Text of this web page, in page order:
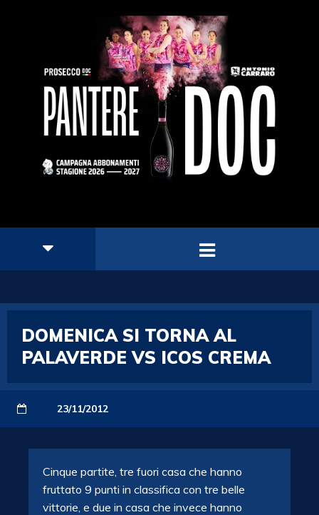
DOMENICA SI TORNA AL
PALAVERDE VS ICOS CREMA
23/11/2012
Cinque partite, tre fuori casa che hanno
fruttato 9 punti in classifica con tre belle
vittorie, e due in casa che invece hanno